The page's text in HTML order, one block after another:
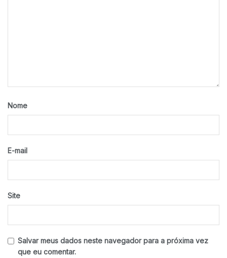
Nome
E-mail
Site
Salvar meus dados neste navegador para a próxima vez
que eu comentar.